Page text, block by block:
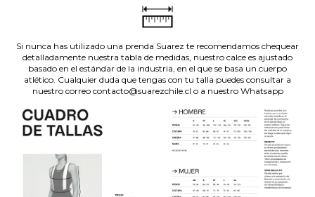
Si nunca has utilizado una prenda Suarez te recomendamos chequear
detalladamente nuestra tabla de medidas, nuestro calce es ajustado
basado en el estándar de la industria, en el que se basa un cuerpo
atlético. Cualquier duda que tengas con tu talla puedes consultar a
nuestro correo contacto@suarezchile.cl o a nuestro Whatsapp